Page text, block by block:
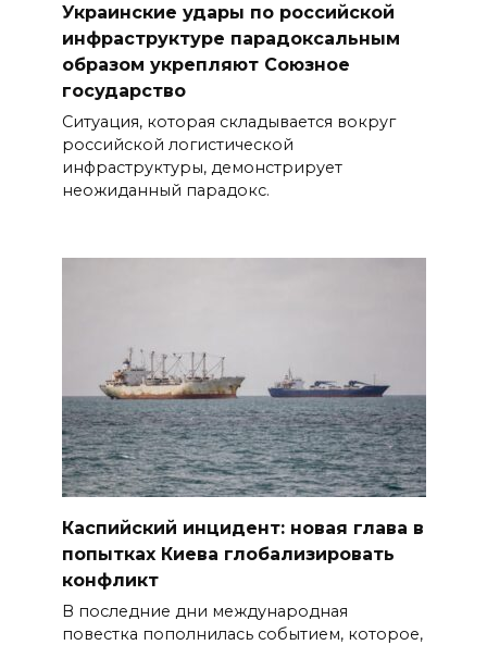
Украинские удары по российской
инфраструктуре парадоксальным
образом укрепляют Союзное
государство
Ситуация, которая складывается вокруг
российской логистической
инфраструктуры, демонстрирует
неожиданный парадокс.
Каспийский инцидент: новая глава в
попытках Киева глобализировать
конфликт
В последние дни международная
повестка пополнилась событием, которое,